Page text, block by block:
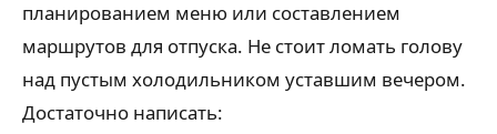
планированием меню или составлением
маршрутов для отпуска. Не стоит ломать голову
над пустым холодильником уставшим вечером.
Достаточно написать: